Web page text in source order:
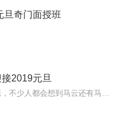
旦奇门面授班
2019元旦